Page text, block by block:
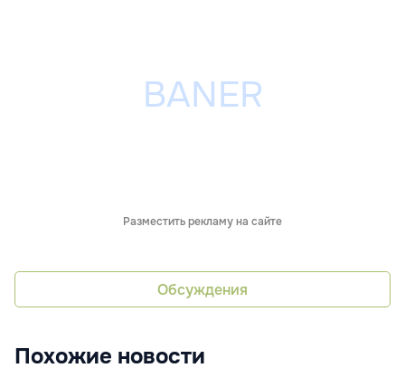
Разместить рекламу на сайте
Обсуждения
Похожие новости